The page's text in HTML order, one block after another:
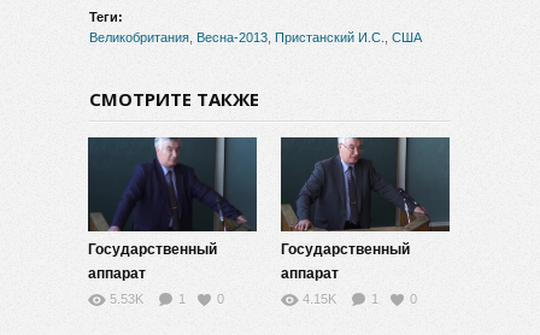
Теги:
Великобритания Весна-2013 Пристанский И.С. США
СМОТРИТЕ ТАКЖЕ
Государственный
аппарат
Великобритании и
5.53K 1 0
Государственный
аппарат
Великобритании и
4.15K 1 0